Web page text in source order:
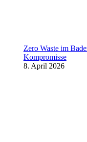
Zero Waste im
Kompromisse
8. April 2026